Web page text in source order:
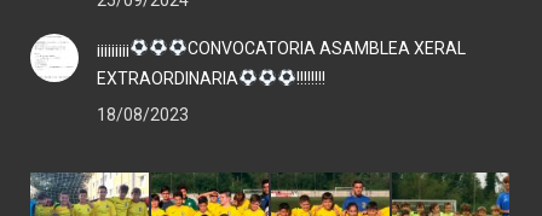
¡¡¡¡¡¡¡¡¡
CONVOCATORIA ASAMBLEA XERAL
EXTRAORDINARIA
!!!!!!!!
18/08/2023